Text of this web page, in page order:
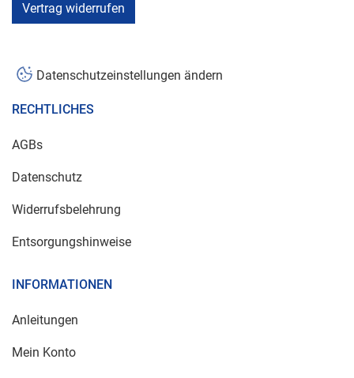
Vertrag widerrufen
Datenschutzeinstellungen ändern
RECHTLICHES
AGBs
Datenschutz
Widerrufsbelehrung
Entsorgungshinweise
INFORMATIONEN
Anleitungen
Mein Konto